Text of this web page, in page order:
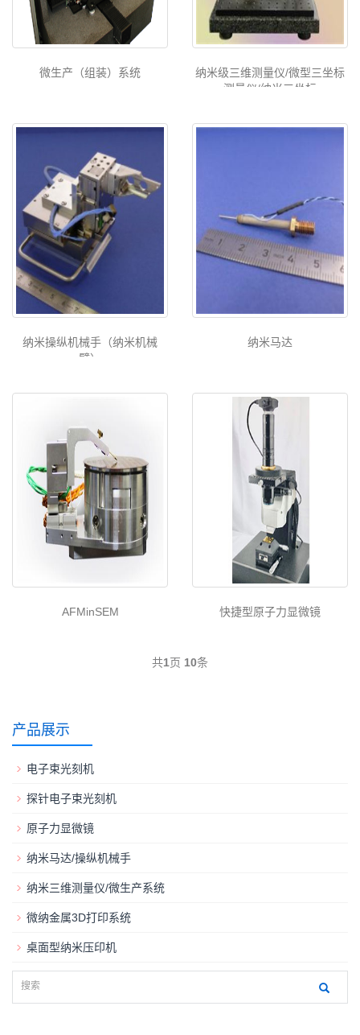
微生产（组装）系统
纳米级三维测量仪/微型三坐标
测量仪/纳米三坐标
纳米操纵机械手（纳米机械
臂）
纳米马达
AFMinSEM 快捷型原子力显微镜
共1页 10条
产品展示
电子束光刻机
探针电子束光刻机
原子力显微镜
纳米马达/操纵机械手
纳米三维测量仪/微生产系统
微纳金属3D打印系统
桌面型纳米压印机